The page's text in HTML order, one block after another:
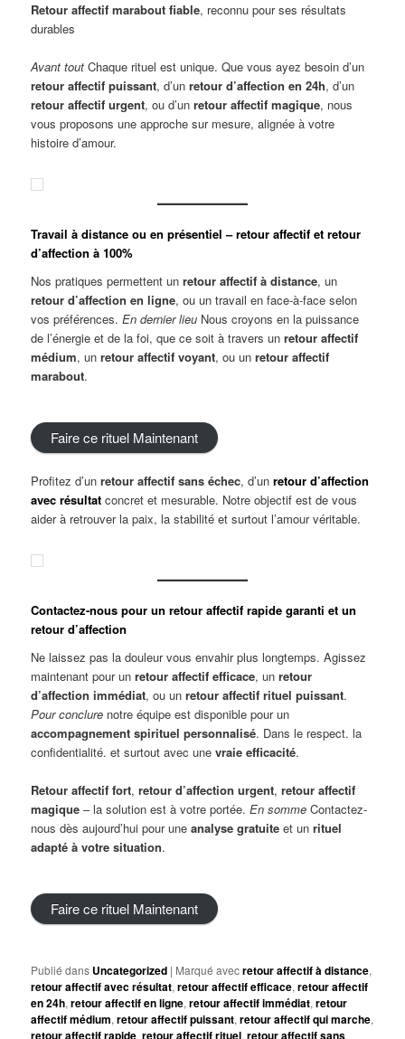
Retour affectif marabout fiable, reconnu pour ses résultats
durables
Avant tout Chaque rituel est unique. Que vous ayez besoin d’un
retour affectif puissant, d’unretour d’affection en 24h, d’un
retour affectif urgent, ou d’unretour affectif magique, nous
vous proposons une approche sur mesure, alignée à votre
histoire d’amour.
Travail à distance ou en présentiel – retour affectif et retour
d’affection à 100%
Nos pratiques permettent unretour affectif à distance, un
retour d’affection en ligne, ou un travail en face-à-face selon
vos préférences.En dernier lieu Nous croyons en la puissance
de l’énergie et de la foi, que ce soit à travers unretour affectif
médium, unretour affectif voyant, ou unretour affectif
marabout.
Faire ce rituel Maintenant
Profitez d’unretour affectif sans échec, d’unretour d’affection
avec résultat concret et mesurable. Notre objectif est de vous
aider à retrouver la paix, la stabilité et surtout l’amour véritable.
Contactez-nous pour un retour affectif rapide garanti et un
retour d’affection
Ne laissez pas la douleur vous envahir plus longtemps. Agissez
maintenant pour unretour affectif efficace, unretour
d’affection immédiat, ou unretour affectif rituel puissant.
Pour conclure notre équipe est disponible pour un
accompagnement spirituel personnalisé. Dans le respect. la
confidentialité. et surtout avec unevraie efficacité.
Retour affectif fort,retour d’affection urgent,retour affectif
magique – la solution est à votre portée.En somme Contactez-
nous dès aujourd’hui pour uneanalyse gratuite et unrituel
adapté à votre situation.
Faire ce rituel Maintenant
Publié dans Uncategorized | Marqué avecretour affectif à distance,
retour affectif avec résultat,retour affectif efficace,retour affectif
en 24h,retour affectif en ligne,retour affectif immédiat,retour
affectif médium,retour affectif puissant,retour affectif qui marche,
retour affectif rapide,retour affectif rituel,retour affectif sans